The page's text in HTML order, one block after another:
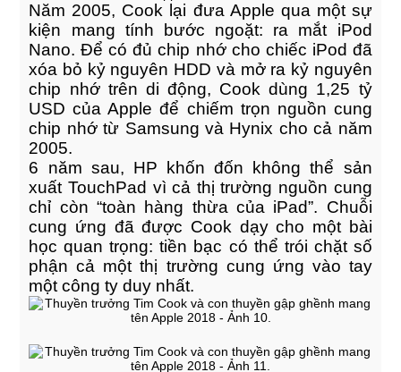
Responsive Count Down Page
UI Design
UI Design
Năm 2005, Cook lại đưa Apple qua một sự
kiện mang tính bước ngoặt: ra mắt iPod
Nano. Để có đủ chip nhớ cho chiếc iPod đã
xóa bỏ kỷ nguyên HDD và mở ra kỷ nguyên
chip nhớ trên di động, Cook dùng 1,25 tỷ
USD của Apple để chiếm trọn nguồn cung
chip nhớ từ Samsung và Hynix cho cả năm
2005.
6 năm sau, HP khốn đốn không thể sản
xuất TouchPad vì cả thị trường nguồn cung
chỉ còn “toàn hàng thừa của iPad”. Chuỗi
cung ứng đã được Cook dạy cho một bài
học quan trọng: tiền bạc có thể trói chặt số
phận cả một thị trường cung ứng vào tay
một công ty duy nhất.